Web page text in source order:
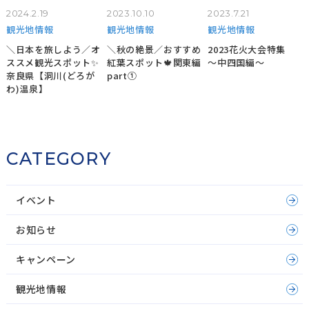
2024.2.19
観光地情報
＼日本を旅しよう／オ
ススメ観光スポット✨
奈良県【洞川(どろが
わ)温泉】
2023.10.10
観光地情報
＼秋の絶景／おすすめ
紅葉スポット🍁関東編
part①
2023.7.21
観光地情報
2023花火大会特集
～中四国編～
CATEGORY
イベント
お知らせ
キャンペーン
観光地情報